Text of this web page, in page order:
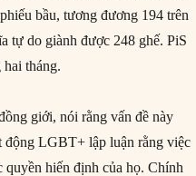
bầu, tương đương 194 trên
tự do giành được 248 ghế. PiS
tháng.
giới, nói rằng vấn đề này
động LGBT+ lập luận rằng việc
hiến định của họ. Chính